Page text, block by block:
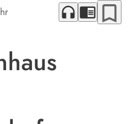
headphones chrome_reader_mode bookmark_border